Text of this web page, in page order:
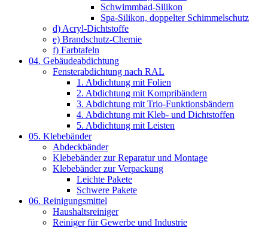
Schwimmbad-Silikon
Spa-Silikon, doppelter Schimmelschutz
d) Acryl-Dichtstoffe
e) Brandschutz-Chemie
f) Farbtafeln
04. Gebäudeabdichtung
Fensterabdichtung nach RAL
1. Abdichtung mit Folien
2. Abdichtung mit Kompribändern
3. Abdichtung mit Trio-Funktionsbändern
4. Abdichtung mit Kleb- und Dichtstoffen
5. Abdichtung mit Leisten
05. Klebebänder
Abdeckbänder
Klebebänder zur Reparatur und Montage
Klebebänder zur Verpackung
Leichte Pakete
Schwere Pakete
06. Reinigungsmittel
Haushaltsreiniger
Reiniger für Gewerbe und Industrie